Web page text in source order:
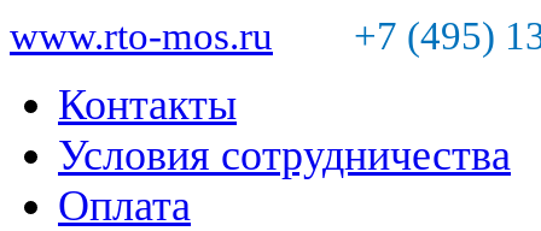
www.rto-mos.ru +7 (495)
Контакты
Условия сотрудничества
Оплата